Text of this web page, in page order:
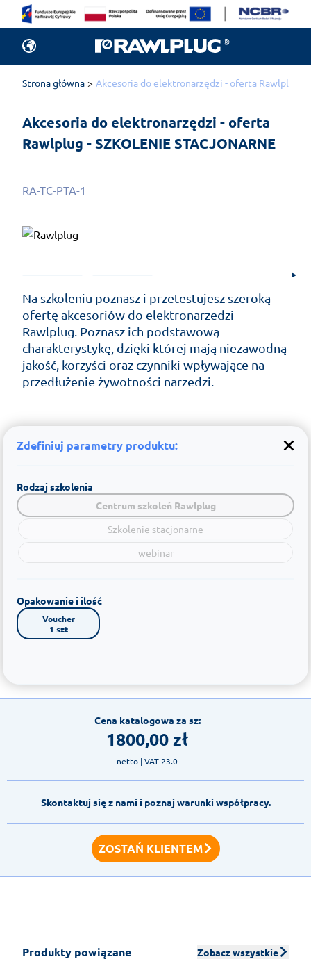
Strona główna Akcesoria do elektronarzędzi - oferta Rawlplug -
Akcesoria do elektronarzędzi - oferta
Rawlplug - SZKOLENIE STACJONARNE
RA-TC-PTA-1
Na szkoleniu poznasz i przetestujesz szeroką
ofertę akcesoriów do elektronarzedzi
Rawlplug. Poznasz ich podstawową
charakterystykę, dzięki której mają niezawodną
jakość, korzyści oraz czynniki wpływające na
przedłużenie żywotności narzedzi.
Zdefiniuj parametry produktu:
Rodzaj szkolenia
Centrum szkoleń Rawlplug
Szkolenie stacjonarne
webinar
Opakowanie i ilość
Voucher
1 szt
Cena katalogowa za sz:
1800,00zł
netto | VAT 23.0
Skontaktuj się z nami i poznaj warunki współpracy.
ZOSTAŃ KLIENTEM
Produkty powiązane Zobacz wszystkie